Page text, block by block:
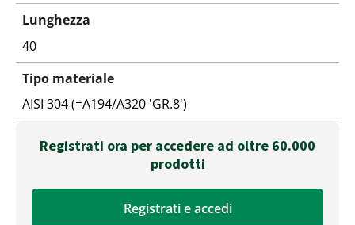
Lunghezza
40
Tipo materiale
AISI 304 (=A194/A320 'GR.8')
Registrati ora per accedere ad oltre 60.000
prodotti
Registrati e accedi